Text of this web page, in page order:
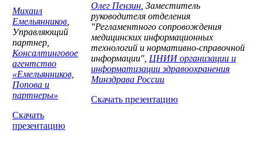
Михаил
Емельянников
Управляющий
партнер,
Консалтинговое
агентство
«Емельянников,
Попова и
партнеры»
Скачать
презентацию
Олег Пензин , Заместитель
руководителя отделения
"Регламентного сопровождения
медицинских информационных
технологий и нормативно-справочной
информации", ЦНИИ организации и
информатизации здравоохранения
Минздрава России
Скачать презентацию